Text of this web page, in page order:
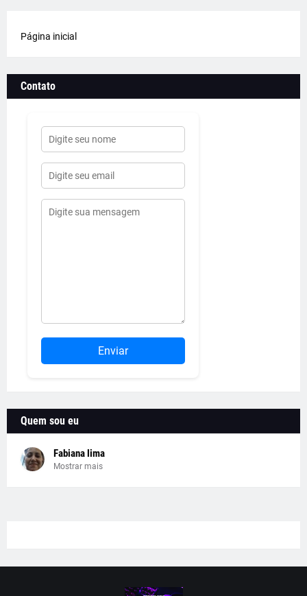
Página inicial
Contato
Enviar
Quem sou eu
Fabiana lima
Mostrar mais